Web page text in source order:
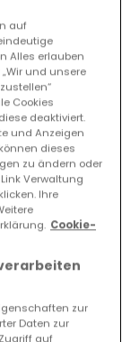
auf
Alles erlauben
und unsere
Cookies
deaktiviert.
und Anzeigen
dieses
zu ändern oder
Verwaltung
Ihre
Cookie-
zur
Daten zur
auf